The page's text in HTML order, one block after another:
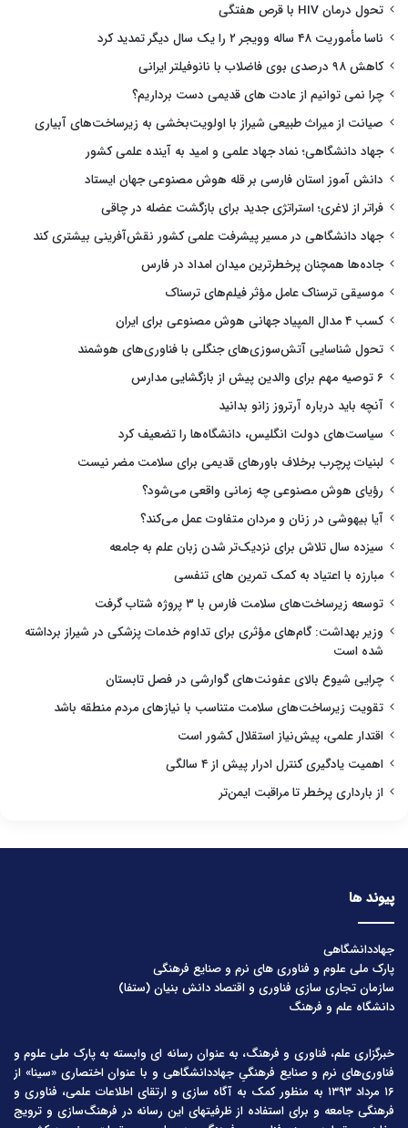
تحول درمان HIV با قرص هفتگی
ناسا مأموریت ۴۸ ساله وویجر ۲ را یک سال دیگر تمدید کرد
کاهش ۹۸ درصدی بوی فاضلاب با نانوفیلتر ایرانی
چرا نمی توانیم از عادت های قدیمی دست برداریم؟
صیانت از میراث طبیعی شیراز با اولویت‌بخشی به زیرساخت‌های آبیاری
جهاد دانشگاهی؛ نماد جهاد علمی و امید به آینده علمی کشور
دانش آموز استان فارسی بر قله هوش مصنوعی جهان ایستاد
فراتر از لاغری؛ استراتژی جدید برای بازگشت عضله در چاقی
جهاد دانشگاهی در مسیر پیشرفت علمی کشور نقش‌آفرینی بیشتری کند
جاده‌ها همچنان پرخطرترین میدان امداد در فارس
موسیقی ترسناک عامل مؤثر فیلم‌های ترسناک
کسب ۴ مدال المپیاد جهانی هوش مصنوعی برای ایران
تحول شناسایی آتش‌سوزی‌های جنگلی با فناوری‌های هوشمند
۶ توصیه مهم برای والدین پیش از بازگشایی مدارس
آنچه باید درباره آرتروز زانو بدانید
سیاست‌های دولت انگلیس، دانشگاه‌ها را تضعیف کرد
لبنیات پرچرب برخلاف باورهای قدیمی برای سلامت مضر نیست
رؤیای هوش مصنوعی چه زمانی واقعی می‌شود؟
آیا بیهوشی در زنان و مردان متفاوت عمل می‌کند؟
سیزده سال تلاش برای نزدیک‌تر شدن زبان علم به جامعه
مبارزه با اعتیاد به کمک تمرین های تنفسی
توسعه زیرساخت‌های سلامت فارس با ۳ پروژه شتاب گرفت
وزیر بهداشت: گام‌های مؤثری برای تداوم خدمات پزشکی در شیراز برداشته
شده است
چرایی شیوع بالای عفونت‌های گوارشی در فصل تابستان
تقویت زیرساخت‌های سلامت متناسب با نیازهای مردم منطقه باشد
اقتدار علمی، پیش‌نیاز استقلال کشور است
اهمیت یادگیری کنترل ادرار پیش از ۴ سالگی
از بارداری پرخطر تا مراقبت ایمن‌تر
پیوند ها
جهاددانشگاهی
پارک ملی علوم و فناوری های نرم و صنایع فرهنگی
سازمان تجاری سازی فناوری و اقتصاد دانش بنیان (ستفا)
دانشگاه علم و فرهنگ
خبرگزاری علم، فناوری و فرهنگ، به عنوان رسانه ای وابسته به پارک ملی علوم و
فناوری‌های نرم و صنایع فرهنگیِ جهاددانشگاهی و با عنوان اختصاری «سینا» از
۱۶ مرداد ۱۳۹۳ به منظور کمک به آگاه سازی و ارتقای اطلاعات علمی، فناوری و
فرهنگی جامعه و برای استفاده از ظرفیتهای این رسانه در فرهنگ‌سازی و ترویج